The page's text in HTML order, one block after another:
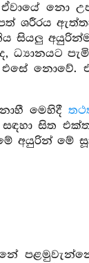
නො
ශරීරය
සියලු
ධ්‍යානයට
එසේ නොවේ.
මෙහිදී
සඳහා සිත
අයුරින් මේ